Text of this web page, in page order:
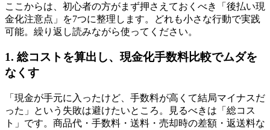
ここからは、初心者の方がまず押さえておくべき「後払い現
金化注意点」を7つに整理します。どれも小さな行動で実践
可能。繰り返し読みながら使ってください。
1. 総コストを算出し、現金化手数料比較でムダを
なくす
「現金が手元に入ったけど、手数料が高くて結局マイナスだ
った」という失敗は避けたいところ。見るべきは「総コス
ト」です。商品代・手数料・送料・売却時の差額・返送料な